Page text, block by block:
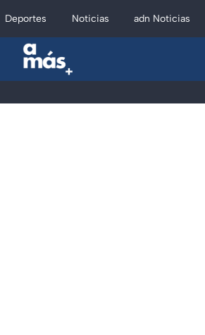
Deportes Noticias adn Noticias